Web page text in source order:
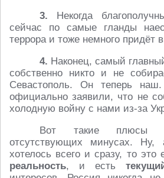
3. Некогда
сейчас по самые гланды
террора и тоже немного придёт
4. Наконец, самый
собственно никто и не
Севастополь. Он теперь
официально заявили, что не
холодную войну с нами из-за
Вот такие плюсы
отсутствующих минусах.
хотелось всего и сразу, то это
реальность, и есть